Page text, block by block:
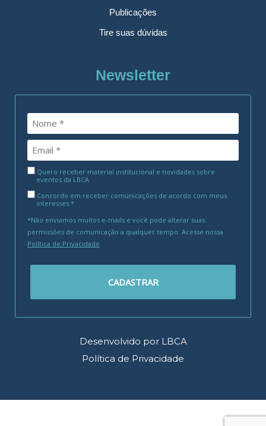
Publicações
Tire suas dúvidas
Newsletter
Quero receber material institucional e novidades sobre
eventos da LBCA
Concordo em receber comunicações de acordo com meus
interesses.*
*Não enviamos muitos e-mails e você pode alterar suas
permissões de comunicação a qualquer tempo. Acesse nossa
Política de Privacidade.
CADASTRAR
Desenvolvido por LBCA
Política de Privacidade